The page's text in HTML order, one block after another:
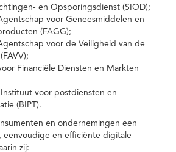
en Opsporingsdienst (SIOD);
voor Geneesmiddelen en
(FAGG);
voor de Veiligheid van de
Financiële Diensten en Markten
voor postdiensten en
(BIPT).
en ondernemingen een
eenvoudige en efficiënte digitale
zij: